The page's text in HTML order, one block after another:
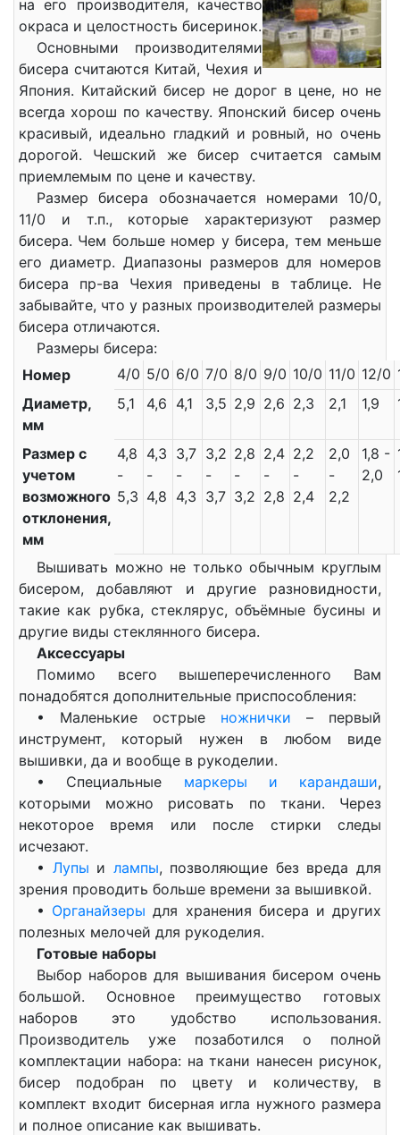
на его производителя, качество
окраса и целостность бисеринок.
Основными производителями
бисера считаются Китай, Чехия и
Япония. Китайский бисер не дорог в цене, но не
всегда хорош по качеству. Японский бисер очень
красивый, идеально гладкий и ровный, но очень
дорогой. Чешский же бисер считается самым
приемлемым по цене и качеству.
Размер бисера обозначается номерами 10/0,
11/0 и т.п., которые характеризуют размер
бисера. Чем больше номер у бисера, тем меньше
его диаметр. Диапазоны размеров для номеров
бисера пр-ва Чехия приведены в таблице. Не
забывайте, что у разных производителей размеры
бисера отличаются.
Размеры бисера:
Номер
4/0 5/0 6/0 7/0 8/0 9/0 10/0 11/0 12/0
Диаметр,
мм
5,1 4,6 4,1 3,5 2,9 2,6 2,3 2,1 1,9
Размер с
учетом
возможного
отклонения,
мм
4,8
-
5,3
4,3
-
4,8
3,7
-
4,3
3,2
-
3,7
2,8
-
3,2
2,4
-
2,8
2,2
-
2,4
2,0
-
2,2
1,8 -
2,0
Вышивать можно не только обычным круглым
бисером, добавляют и другие разновидности,
такие как рубка, стеклярус, объёмные бусины и
другие виды стеклянного бисера.
Аксессуары
Помимо всего вышеперечисленного Вам
понадобятся дополнительные приспособления:
• Маленькие острые ножнички – первый
инструмент, который нужен в любом виде
вышивки, да и вообще в рукоделии.
• Специальные маркеры и карандаши,
которыми можно рисовать по ткани. Через
некоторое время или после стирки следы
исчезают.
• Лупы и лампы, позволяющие без вреда для
зрения проводить больше времени за вышивкой.
• Органайзеры для хранения бисера и других
полезных мелочей для рукоделия.
Готовые наборы
Выбор наборов для вышивания бисером очень
большой. Основное преимущество готовых
наборов это удобство использования.
Производитель уже позаботился о полной
комплектации набора: на ткани нанесен рисунок,
бисер подобран по цвету и количеству, в
комплект входит бисерная игла нужного размера
и полное описание как вышивать.